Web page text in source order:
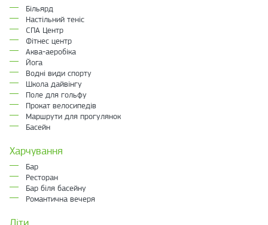
Більярд
Настільний теніс
СПА Центр
Фітнес центр
Аква-аеробіка
Йога
Водні види спорту
Школа дайвінгу
Поле для гольфу
Прокат велосипедів
Маршрути для прогулянок
Басейн
Харчування
Бар
Ресторан
Бар біля басейну
Романтична вечеря